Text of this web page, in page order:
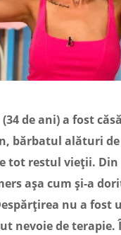
de ani) a fost
bărbatul alături de
tot restul vieții.
așa cum și-a
nu a fost
nevoie de terapie.